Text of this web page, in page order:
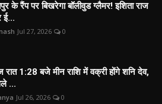
के रैंप पर बिखरेगा बॉलीवुड ग्लैमर! इशिता राज
Jul 27, 2026 0
1:28 बजे मीन राशि में वक्री होंगे शनि देव,
...
Jul 26, 2026 0